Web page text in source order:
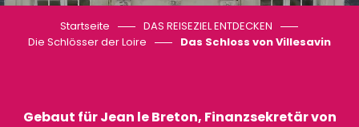
Startseite
DAS REISEZIEL ENTDECKEN
Die Schlösser der Loire
Das Schloss von Villesavin
Gebaut für Jean le Breton, Finanzsekretär von